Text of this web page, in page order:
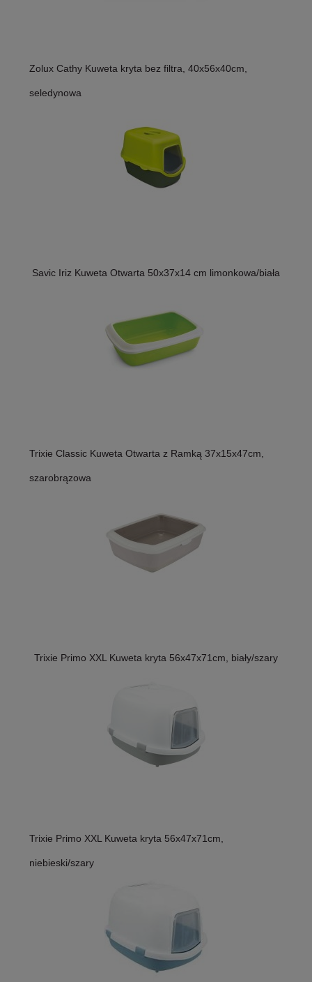
Zolux Cathy Kuweta kryta bez filtra, 40x56x40cm,
seledynowa
Savic Iriz Kuweta Otwarta 50x37x14 cm limonkowa/biała
Trixie Classic Kuweta Otwarta z Ramką 37x15x47cm,
szarobrązowa
Trixie Primo XXL Kuweta kryta 56x47x71cm, biały/szary
Trixie Primo XXL Kuweta kryta 56x47x71cm,
niebieski/szary